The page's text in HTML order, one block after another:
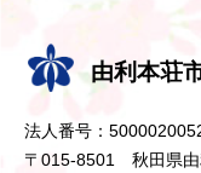
由利本荘
法人番号：
〒015-8501 秋田県由